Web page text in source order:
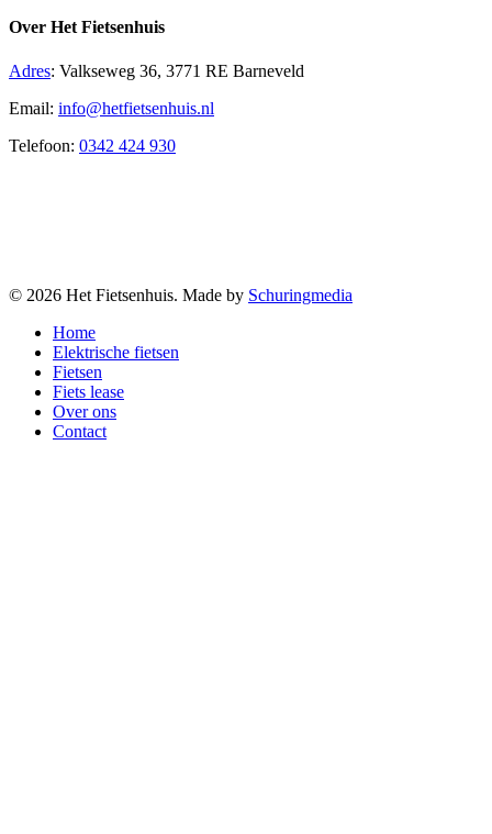
Over Het Fietsenhuis
Adres: Valkseweg 36, 3771 RE Barneveld
Email: info@hetfietsenhuis.nl
Telefoon: 0342 424 930
© 2026 Het Fietsenhuis. Made by Schuringmedia
Home
Elektrische fietsen
Fietsen
Fiets lease
Over ons
Contact